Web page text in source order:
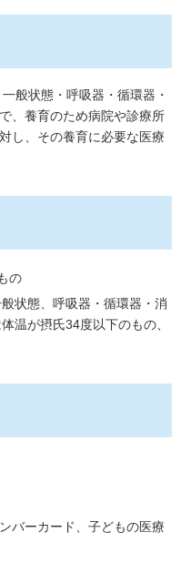
般状態・呼吸器・循環器・
、養育のため病院や診療所
し、その養育に必要な医療
の
状態、呼吸器・循環器・消
温が摂氏34度以下のもの、
バーカード、子どもの医療